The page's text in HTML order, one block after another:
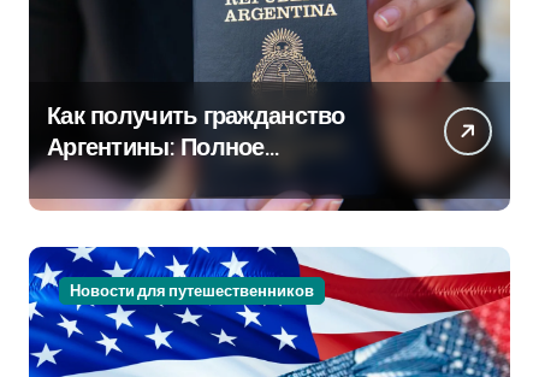
Как получить гражданство
Аргентины: Полное
руководство
Новости для путешественников